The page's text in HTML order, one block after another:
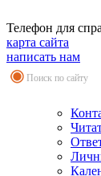
Телефон для
карта сайта
написать нам
Поиск по сайту